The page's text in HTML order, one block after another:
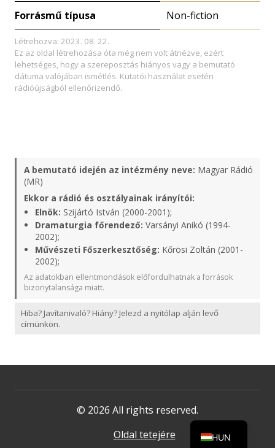
Forrásmű típusa Non-fiction
Létrehozva: 2023. 08. 22.
Ez az oldal létrehozása óta még nem volt átnézve, ezért
lehetséges, hogy a szereposztás hiányos vagy a bemutató
dátuma valójában ismétlés. Kutatói használat esetén
rádióújságból ellenőrizendő.
A bemutató idején az intézmény neve: Magyar Rádió
(MR)
Ekkor a rádió és osztályainak irányítói:
Elnök: Szijártó István (2000-2001);
Dramaturgia főrendező: Varsányi Anikó (1994-
2002);
Művészeti Főszerkesztőség: Kőrösi Zoltán (2001-
2002);
Az adatokban ellentmondások előfordulhatnak a források
bizonytalansága miatt.
Hiba? Javítanivaló? Hiány? Jelezd a nyitólap alján levő
címünkön.
© 2026 All rights reserved.
Oldal tetejére
HUN